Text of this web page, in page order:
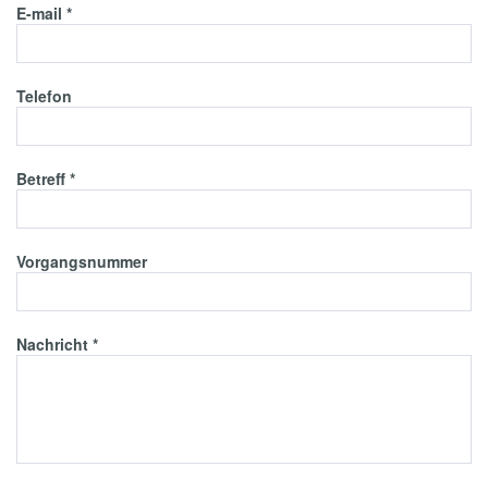
E-mail *
Telefon
Betreff *
Vorgangsnummer
Nachricht *